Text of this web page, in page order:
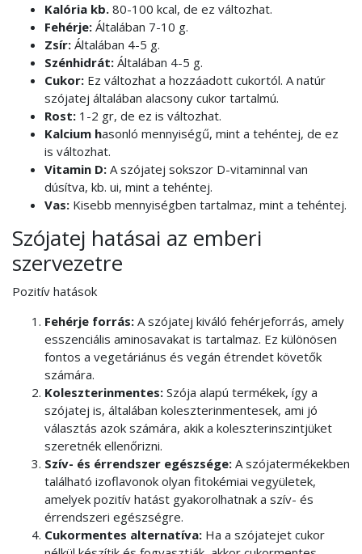
Kalória kb. 80-100 kcal, de ez változhat.
Fehérje: Általában 7-10 g.
Zsír: Általában 4-5 g.
Szénhidrát: Általában 4-5 g.
Cukor: Ez változhat a hozzáadott cukortól. A natúr
szójatej általában alacsony cukor tartalmú.
Rost: 1-2 gr, de ez is változhat.
Kalcium hasonló mennyiségű, mint a tehéntej, de ez
is változhat.
Vitamin D: A szójatej sokszor D-vitaminnal van
dúsítva, kb. ui, mint a tehéntej.
Vas: Kisebb mennyiségben tartalmaz, mint a tehéntej.
Szójatej hatásai az emberi
szervezetre
Pozitív hatások
Fehérje forrás: A szójatej kiváló fehérjeforrás, amely
esszenciális aminosavakat is tartalmaz. Ez különösen
fontos a vegetáriánus és vegán étrendet követők
számára.
Koleszterinmentes: Szója alapú termékek, így a
szójatej is, általában koleszterinmentesek, ami jó
választás azok számára, akik a koleszterinszintjüket
szeretnék ellenőrizni.
Szív- és érrendszer egészsége: A szójatermékekben
található izoflavonok olyan fitokémiai vegyületek,
amelyek pozitív hatást gyakorolhatnak a szív- és
érrendszeri egészségre.
Cukormentes alternatíva: Ha a szójatejet cukor